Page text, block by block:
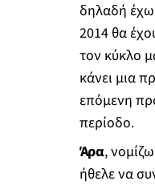
δηλαδή έχω
2014 θα
τον κύκλο
κάνει μια
επόμενη
περίοδο.
Άρα,
ήθελε να